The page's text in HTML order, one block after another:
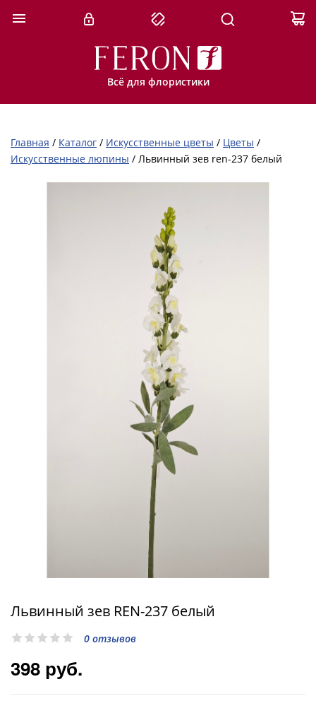
Всё для флористики
Главная / Каталог / Искусственные цветы / Цветы /
Искусственные люпины / Львинный зев ren-237 белый
Львинный зев REN-237 белый
0 отзывов
398 руб.